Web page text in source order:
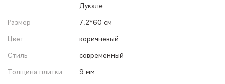
Дукале
Размер
7.2*60 см
Цвет
коричневый
Стиль
современный
Толщина плитки
9 мм